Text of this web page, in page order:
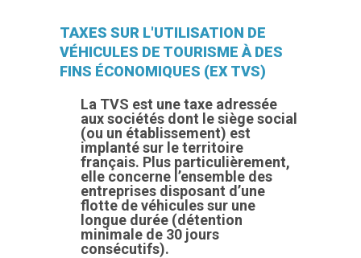
TAXES SUR L'UTILISATION DE
VÉHICULES DE TOURISME À DES
FINS ÉCONOMIQUES (EX TVS)
La TVS est une taxe adressée
aux sociétés dont le siège social
(ou un établissement) est
implanté sur le territoire
français. Plus particulièrement,
elle concerne l’ensemble des
entreprises disposant d’une
flotte de véhicules sur une
longue durée (détention
minimale de 30 jours
consécutifs).